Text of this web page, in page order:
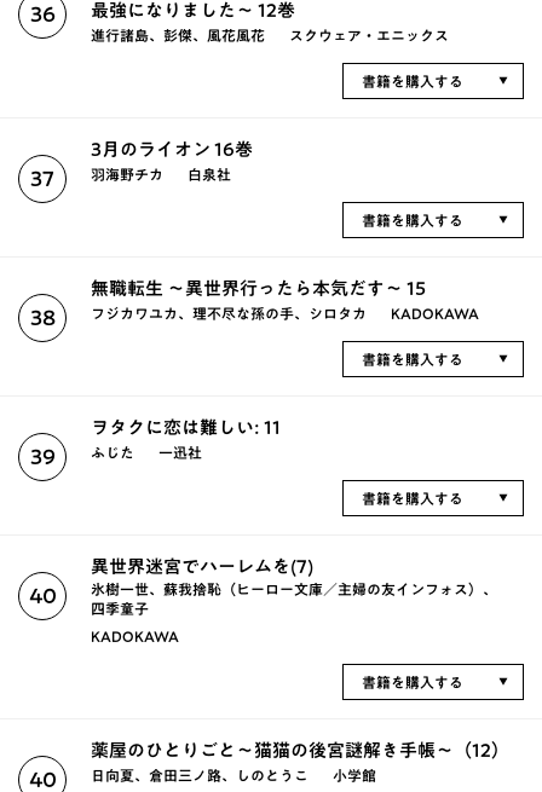
36
最強になりました～ 12巻
進行諸島、彭傑、風花風花 スクウェア・エニックス
書籍を購入する
37
3月のライオン 16巻
羽海野チカ 白泉社
書籍を購入する
38
無職転生 ～異世界行ったら本気だす～ 15
フジカワユカ、理不尽な孫の手、シロタカ KADOKAWA
書籍を購入する
39
ヲタクに恋は難しい: 11
ふじた 一迅社
書籍を購入する
40
異世界迷宮でハーレムを(7)
氷樹一世、蘇我捨恥（ヒーロー文庫／主婦の友インフォス）、
四季童子
KADOKAWA
書籍を購入する
40
薬屋のひとりごと～猫猫の後宮謎解き手帳～（12）
日向夏、倉田三ノ路、しのとうこ 小学館